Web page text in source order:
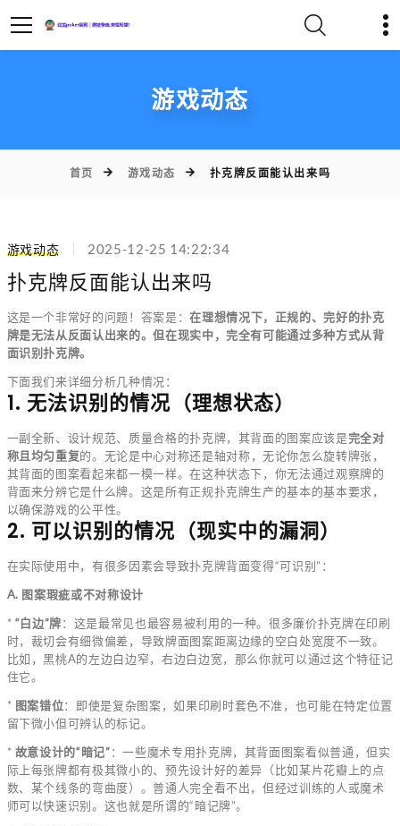
游戏动态
首页 游戏动态 扑克牌反面能认出来吗
游戏动态 2025-12-25 14:22:34
扑克牌反面能认出来吗
这是一个非常好的问题！答案是：在理想情况下，正规的、完好的扑克
牌是无法从反面认出来的。但在现实中，完全有可能通过多种方式从背
面识别扑克牌。
下面我们来详细分析几种情况：
1. 无法识别的情况（理想状态）
一副全新、设计规范、质量合格的扑克牌，其背面的图案应该是完全对
称且均匀重复的。无论是中心对称还是轴对称，无论你怎么旋转牌张，
其背面的图案看起来都一模一样。在这种状态下，你无法通过观察牌的
背面来分辨它是什么牌。这是所有正规扑克牌生产的基本的基本要求，
以确保游戏的公平性。
2. 可以识别的情况（现实中的漏洞）
在实际使用中，有很多因素会导致扑克牌背面变得“可识别”：
A. 图案瑕疵或不对称设计
* “白边”牌：这是最常见也最容易被利用的一种。很多廉价扑克牌在印刷
时，裁切会有细微偏差，导致牌面图案距离边缘的空白处宽度不一致。
比如，黑桃A的左边白边窄，右边白边宽，那么你就可以通过这个特征记
住它。
* 图案错位：即使是复杂图案，如果印刷时套色不准，也可能在特定位置
留下微小但可辨认的标记。
* 故意设计的“暗记”：一些魔术专用扑克牌，其背面图案看似普通，但实
际上每张牌都有极其微小的、预先设计好的差异（比如某片花瓣上的点
数、某个线条的弯曲度）。普通人完全看不出，但经过训练的人或魔术
师可以快速识别。这也就是所谓的“暗记牌”。